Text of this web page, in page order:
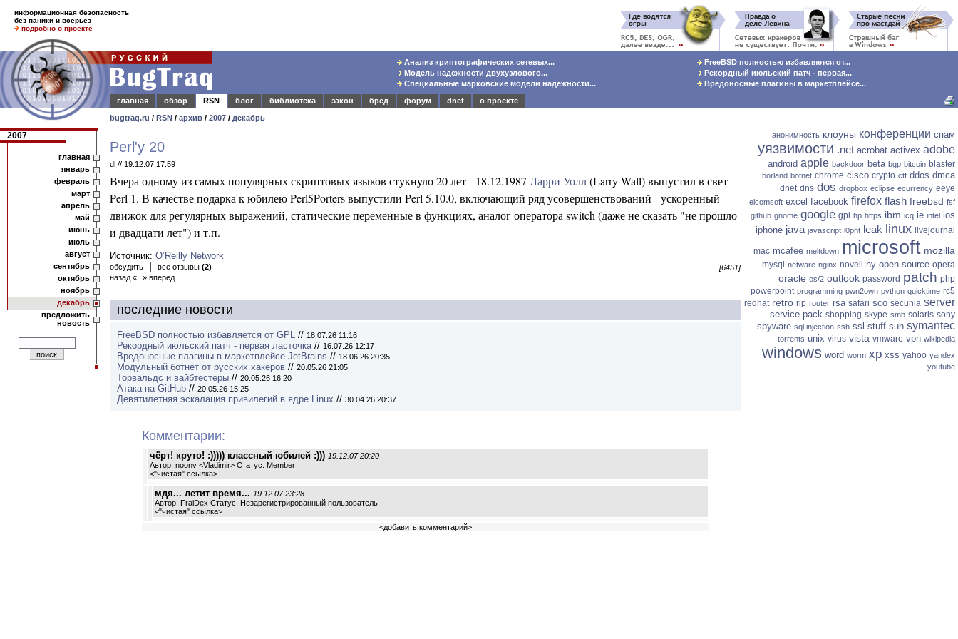
информационная безопасность
без паники и всерьез
подробно о проекте
Анализ криптографических сетевых...
Модель надежности двухузлового...
Специальные марковские модели надежности...
FreeBSD полностью избавляется от...
Рекордный июльский патч - первая...
Вредоносные плагины в маркетплейсе...
главная
обзор RSN блог библиотека закон бред форум dnet
о проекте
bugtraq.ru / RSN / архив / 2007 / декабрь
2007
главная
январь
февраль
март
апрель
май
июнь
июль
август
сентябрь
октябрь
ноябрь
декабрь
предложить
новость
Perl'у 20
dl // 19.12.07 17:59
Вчера одному из самых популярных скриптовых языков стукнуло 20 лет - 18.12.1987 Ларри Уолл(Larry Wall) выпустил в свет
Perl 1. В качестве подарка к юбилею Perl5Porters выпустили Perl 5.10.0, включающий ряд усовершенствований - ускоренный
движок для регулярных выражений, статические переменные в функциях, аналог оператора switch (даже не сказать "не прошло
и двадцати лет") и т.п.
Источник: O’Reilly Network
обсудить все отзывы (2)
[6451]
назад «
» вперед
последние новости
FreeBSD полностью избавляется от GPL // 18.07.26 11:16
Рекордный июльский патч - первая ласточка// 16.07.26 12:17
Вредоносные плагины в маркетплейсе JetBrains // 18.06.26 20:35
Модульный ботнет от русских хакеров // 20.05.26 21:05
Торвальдс и вайбтестеры // 20.05.26 16:20
Атака на GitHub // 20.05.26 15:25
Девятилетняя эскалация привилегий в ядре Linux // 30.04.26 20:37
Комментарии:
чёрт! круто! :))))) классный юбилей :))) 19.12.07 20:20
Автор: noonv <Vladimir> Статус: Member
<"чистая" ссылка>
мдя... летит время... 19.12.07 23:28
Автор: FraiDex Статус: Незарегистрированный пользователь
<"чистая" ссылка>
<добавить комментарий>
анонимность клоуны конференции спам
уязвимости .net acrobat activex adobe
android apple backdoor beta bgp bitcoin blaster
borland botnet chrome cisco crypto ctf ddos dmca
dnet dns dos dropbox eclipse ecurrency eeye
elcomsoft excel facebook firefox flash freebsd fsf
github gnome google gpl hp https ibm icq ie intel ios
iphone java javascript l0pht leak linux livejournal
mac mcafee meltdown microsoft mozilla
mysql netware nginx novell ny open source opera
oracle os/2 outlook password patch php
powerpoint programming pwn2own python quicktime rc5
redhat retro rip router rsa safari sco secunia server
service pack shopping skype smb solaris sony
spyware sql injection ssh ssl stuff sun symantec
torrents unix virus vista vmware vpn wikipedia
windows word worm xp xss yahoo yandex
youtube